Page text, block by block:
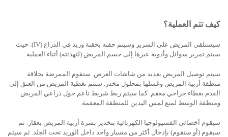
كيف تتم العملية؟
سيستلقي المريض على السرير وسيتم حقنه بحقنة وريد في الذراع (IV). حيث
سيتم تمرير سوائل وأدوية عبرها إلى جسم المريض (لتهدئته) أثناء العملية.
سيتم توصيل المريض بعديد من شاشات العرض. ستقوم الممرضة بحلاقة
منطقة أربية المريض وغسلها بمحلول مخدر. ستتم تغطية المريض من العنق إلى
القدم بغطاء جراحي معقم. كما سيتم ربط شريط ناعم حول ذراعي المريض
ومنطقة الوسط لمنع لمس اليدين للمنطقة المعقمة.
سيقوم أخصائي الفسيولوجيا الكهربائية بتخدير بشرة أربية المريض بعقار. ثم
سيقوم (أو ستقوم) بإدخال أكثر من مسبار واحد داخل الوريد تحت الجلد. ثم سيتم